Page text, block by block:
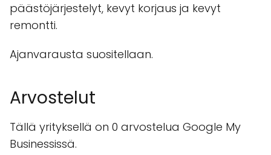
päästöjärjestelyt, kevyt korjaus ja kevyt
remontti.
Ajanvarausta suositellaan.
Arvostelut
Tällä yrityksellä on 0 arvostelua Google My
Businessissä.